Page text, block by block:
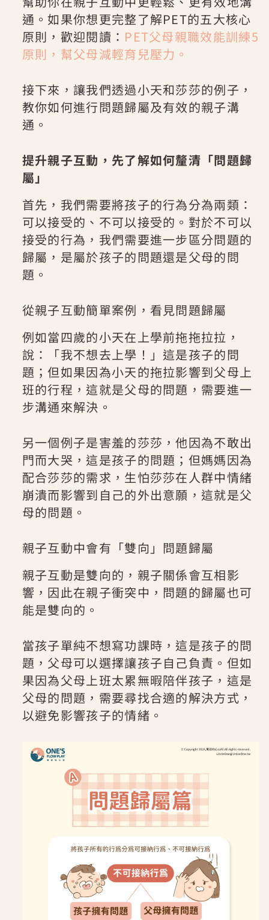
通。如果你想更完整了解PET的五大核心
原則，歡迎閱讀： PET父母親職效能訓練5
原則，幫父母減輕育兒壓力。
接下來，讓我們透過小天和莎莎的例子，
教你如何進行問題歸屬及有效的親子溝
通。
提升親子互動，先了解如何釐清「問題歸
屬」
首先，我們需要將孩子的行為分為兩類：
可以接受的、不可以接受的。對於不可以
接受的行為，我們需要進一步區分問題的
歸屬，是屬於孩子的問題還是父母的問
題。
從親子互動簡單案例，看見問題歸屬
例如當四歲的小天在上學前拖拖拉拉，
說：「我不想去上學！」這是孩子的問
題；但如果因為小天的拖拉影響到父母上
班的行程，這就是父母的問題，需要進一
步溝通來解決。
另一個例子是害羞的莎莎，他因為不敢出
門而大哭，這是孩子的問題；但媽媽因為
配合莎莎的需求，生怕莎莎在人群中情緒
崩潰而影響到自己的外出意願，這就是父
母的問題。
親子互動中會有「雙向」問題歸屬
親子互動是雙向的，親子關係會互相影
響，因此在親子衝突中，問題的歸屬也可
能是雙向的。
當孩子單純不想寫功課時，這是孩子的問
題，父母可以選擇讓孩子自己負責。但如
果因為父母上班太累無暇陪伴孩子，這是
父母的問題，需要尋找合適的解決方式，
以避免影響孩子的情緒。